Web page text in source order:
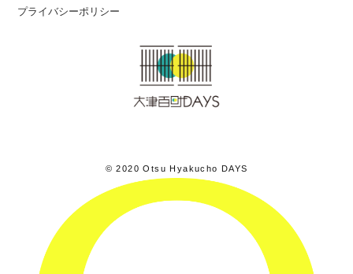
プライバシーポリシー
© 2020 Otsu Hyakucho DAYS